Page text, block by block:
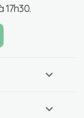
17h30.